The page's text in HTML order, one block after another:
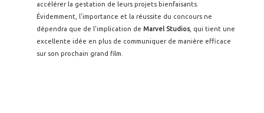
accélérer la gestation de leurs projets bienfaisants.
Évidemment, l'importance et la réussite du concours ne
dépendra que de l'implication de Marvel Studios, qui tient une
excellente idée en plus de communiquer de manière efficace
sur son prochain grand film.